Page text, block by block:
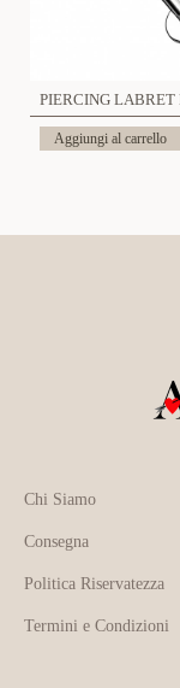
Aggiungi al carrello
Chi Siamo
Consegna
Politica Riservatezza
Termini e Condizioni